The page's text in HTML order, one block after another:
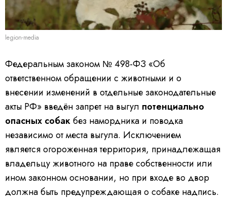
legion-media
Федеральным законом № 498-ФЗ «Об
ответственном обращении с животными и о
внесении изменений в отдельные законодательные
акты РФ» введён запрет на выгул потенциально
опасных собакбез намордника и поводка
независимо от места выгула. Исключением
является огороженная территория, принадлежащая
владельцу животного на праве собственности или
ином законном основании, но при входе во двор
должна быть предупреждающая о собаке надпись.